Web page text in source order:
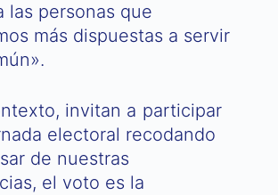
las personas que
más dispuestas a servir
invitan a participar
electoral recodando
de nuestras
el voto es la